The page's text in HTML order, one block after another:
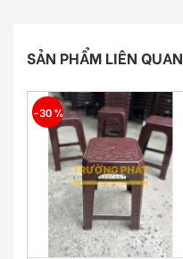
SẢN PHẨM LIÊN QUAN
-30 %